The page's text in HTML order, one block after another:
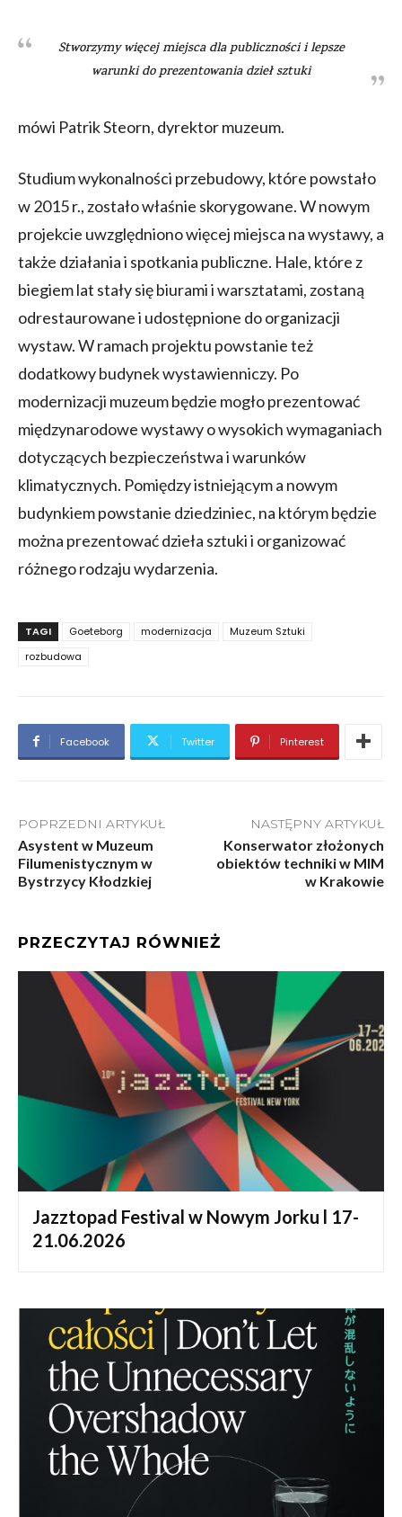
Stworzymy więcej miejsca dla publiczności i lepsze
warunki do prezentowania dzieł sztuki
mówi Patrik Steorn, dyrektor muzeum.
Studium wykonalności przebudowy, które powstało
w 2015 r., zostało właśnie skorygowane. W nowym
projekcie uwzględniono więcej miejsca na wystawy, a
także działania i spotkania publiczne. Hale, które z
biegiem lat stały się biurami i warsztatami, zostaną
odrestaurowane i udostępnione do organizacji
wystaw. W ramach projektu powstanie też
dodatkowy budynek wystawienniczy. Po
modernizacji muzeum będzie mogło prezentować
międzynarodowe wystawy o wysokich wymaganiach
dotyczących bezpieczeństwa i warunków
klimatycznych. Pomiędzy istniejącym a nowym
budynkiem powstanie dziedziniec, na którym będzie
można prezentować dzieła sztuki i organizować
różnego rodzaju wydarzenia.
TAGI Goeteborg modernizacja
Muzeum Sztuki
rozbudowa
Facebook Twitter Pinterest
POPRZEDNI ARTYKUŁ
Asystent w Muzeum
Filumenistycznym w
Bystrzycy Kłodzkiej
NASTĘPNY ARTYKUŁ
Konserwator złożonych
obiektów techniki w MIM
w Krakowie
PRZECZYTAJ RÓWNIEŻ
Jazztopad Festival w Nowym Jorku l 17-
21.06.2026